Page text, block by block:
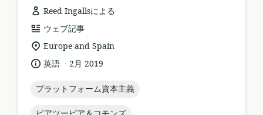
Reed Ingallsによる
リ
ソ
ー
ス
ォ
ウェブ記事
関
連
す
る
ロ
ケ
Europe and Spain
言 英語 .
公
日:
2月 2019
topic:
プラットフォーム資本主義